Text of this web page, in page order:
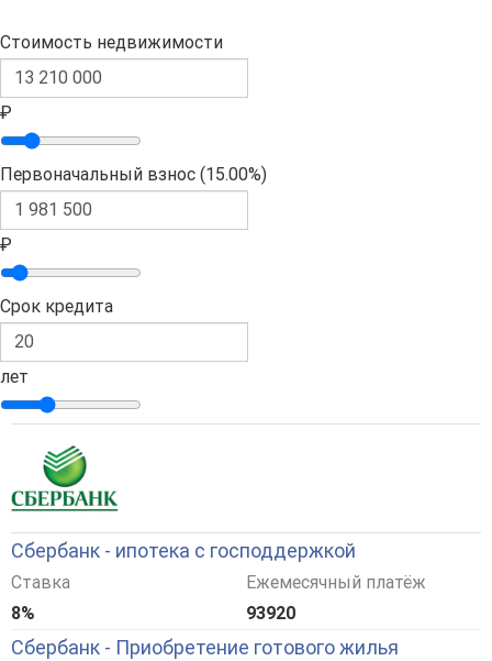
Стоимость недвижимости
₽
Первоначальный взнос (15.00%)
₽
Срок кредита
лет
Сбербанк - ипотека с господдержкой
Ставка
8%
Ежемесячный платёж
93920
Сбербанк - Приобретение готового жилья